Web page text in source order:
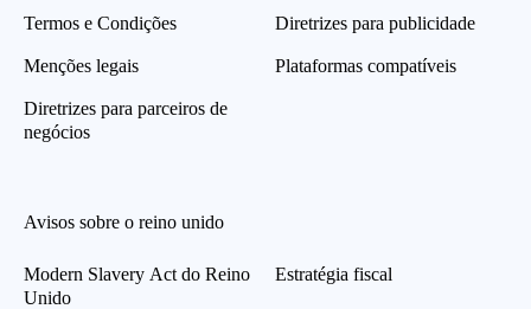
Termos e Condições
Menções legais
Diretrizes para parceiros de
negócios
Diretrizes para publicidade
Plataformas compatíveis
Avisos sobre o reino unido
Modern Slavery Act do Reino
Unido
Estratégia fiscal